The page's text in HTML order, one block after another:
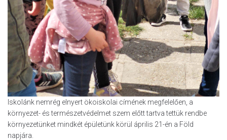
Iskolánk nemrég elnyert ökoiskolai címének megfelelően, a
környezet- és természetvédelmet szem előtt tartva tettük rendbe
környezetünket mindkét épületünk körül április 21-én a Föld
napjára.